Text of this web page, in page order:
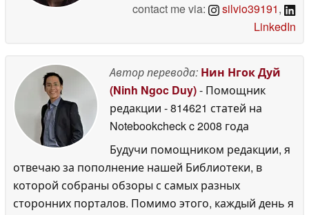
contact me via:
silvio39191,
LinkedIn
Автор перевода: Нин Нгок Дуй
(Ninh Ngoc Duy)- Помощник
редакции - 814621 статей на
Notebookcheckc 2008 года
Будучи помощником редакции, я
отвечаю за пополнение нашей Библиотеки, в
которой собраны обзоры с самых разных
сторонних порталов. Помимо этого, каждый день я